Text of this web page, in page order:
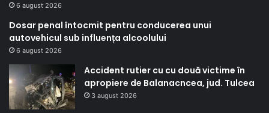
6 august 2026
Dosar penal întocmit pentru conducerea unui
autovehicul sub influența alcoolului
6 august 2026
Accident rutier cu cu două victime în
apropiere de Balanacncea, jud. Tulcea
3 august 2026